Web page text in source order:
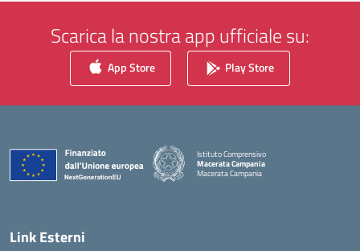
Scarica la nostra app ufficiale su:
App Store Play Store
Istituto Comprensivo
Macerata Campania
Macerata Campania
— Visita la pagina iniziale della scuola
Link Esterni